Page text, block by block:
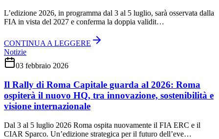
L’edizione 2026, in programma dal 3 al 5 luglio, sarà osservata dalla
FIA in vista del 2027 e conferma la doppia validit…
CONTINUA A LEGGERE
Notizie
03 febbraio 2026
Il Rally di Roma Capitale guarda al 2026: Roma
ospiterà il nuovo HQ, tra innovazione, sostenibilità e
visione internazionale
Dal 3 al 5 luglio 2026 Roma ospita nuovamente il FIA ERC e il
CIAR Sparco. Un’edizione strategica per il futuro dell’eve…